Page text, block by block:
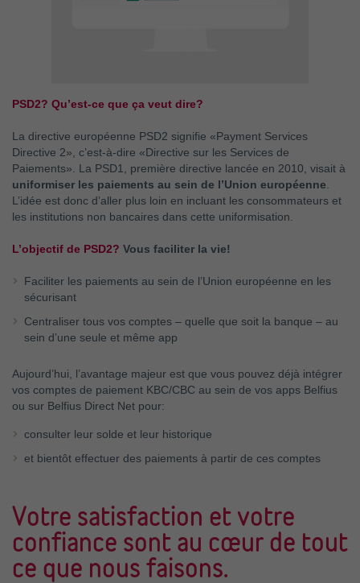
PSD2? Qu’est-ce que ça veut dire?
La directive européenne PSD2 signifie «Payment Services
Directive 2», c’est-à-dire «Directive sur les Services de
Paiements». La PSD1, première directive lancée en 2010, visait à
uniformiser les paiements au sein de l’Union européenne
L’idée est donc d’aller plus loin en incluant les consommateurs et
les institutions non bancaires dans cette uniformisation.
L’objectif de PSD2? Vous faciliter la vie!
Faciliter les paiements au sein de l’Union européenne en les
sécurisant
Centraliser tous vos comptes – quelle que soit la banque – au
sein d’une seule et même app
Aujourd’hui, l’avantage majeur est que vous pouvez déjà intégrer
vos comptes de paiement KBC/CBC au sein de vos apps Belfius
ou sur Belfius Direct Net pour:
consulter leur solde et leur historique
et bientôt effectuer des paiements à partir de ces comptes
Votre satisfaction et votre
confiance sont au cœur de tout
ce que nous faisons.